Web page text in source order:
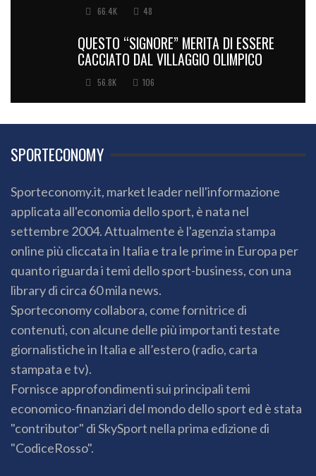
66.4K 48
QUESTO “SIGNORE” MERITA DI ESSERE
CACCIATO DAL VILLAGGIO OLIMPICO
56.8K 106
SPORTECONOMY
Sporteconomy.it, market leader nell'informazione
applicata all'economia dello sport, è nata nel
settembre 2004. Attualmente è l'agenzia stampa
online più cliccata in Italia e tra le prime in Europa per
quanto riguarda i temi dello sport-business, con una
library di circa 60 mila news.
Sporteconomy collabora, come fornitrice di
contenuti, con alcune delle più importanti testate
giornalistiche in Italia e all’estero (radio, carta
stampata e tv).
Fornisce approfondimenti sui principali temi
economico-finanziari del mondo dello sport ed è stata
"contributor" di SkySport nella prima edizione di
"CodiceRosso".